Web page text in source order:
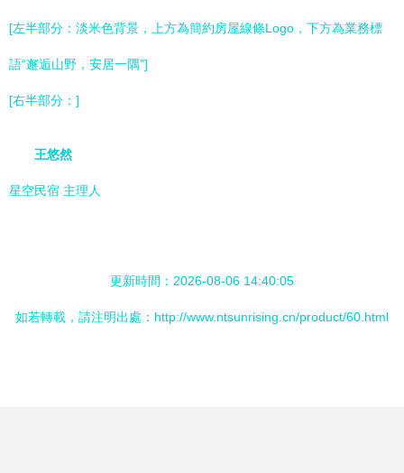
[左半部分：淡米色背景，上方為簡約房屋線條Logo，下方為業務標
語“邂逅山野，安居一隅”]
[右半部分：]
王悠然
星空民宿 主理人
更新時間：2026-08-06 14:40:05
如若轉載，請注明出處：http://www.ntsunrising.cn/product/60.html